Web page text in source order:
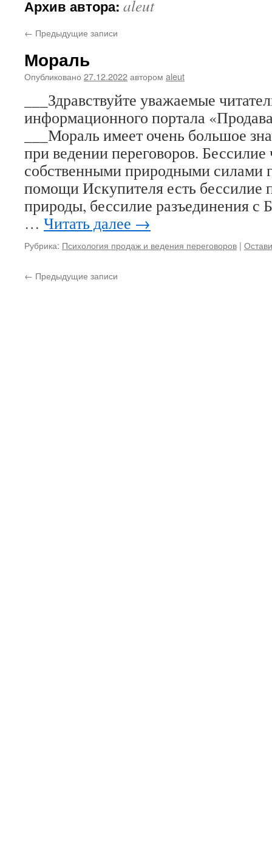
Архив автора: aleut
← Предыдущие записи
Мораль
Опубликовано 27.12.2022автором aleut
___Здравствуйте уважаемые
информационного портала
___Мораль имеет очень большое
при ведении переговоров. Бессилие
собственными природными силами
помощи Искупителя есть бессилие
природы, бессилие разъединения с
… Читать далее →
Рубрика: Психология продаж и ведения переговоров |
← Предыдущие записи